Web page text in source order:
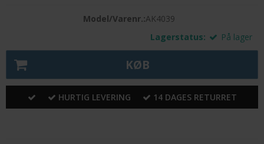
Model/Varenr.:AK4039
Lagerstatus:
På lager
KØB
HURTIG LEVERING 14 DAGES RETURRET